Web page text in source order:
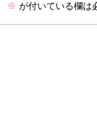
※ が付いている欄は